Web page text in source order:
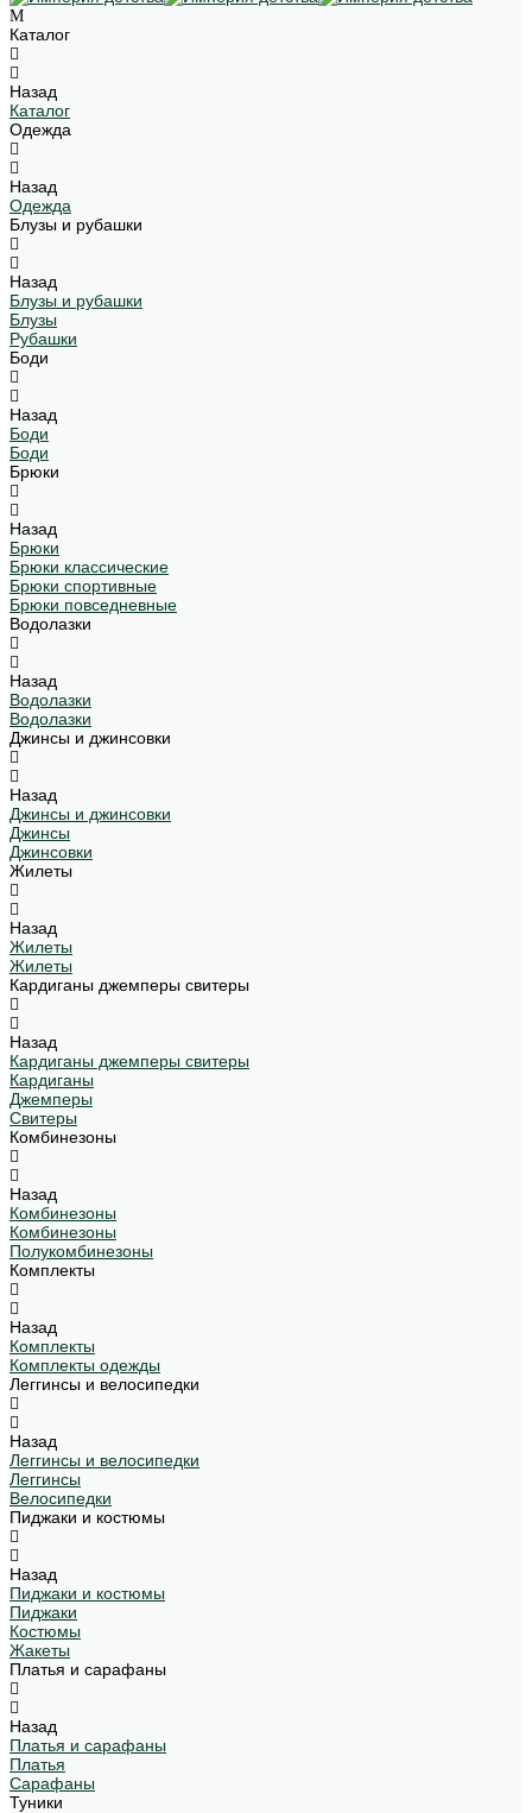
Каталог
Назад
Каталог
Одежда
Назад
Одежда
Блузы и рубашки
Назад
Блузы и рубашки
Блузы
Рубашки
Боди
Назад
Боди
Боди
Брюки
Назад
Брюки
Брюки классические
Брюки спортивные
Брюки повседневные
Водолазки
Назад
Водолазки
Водолазки
Джинсы и джинсовки
Назад
Джинсы и джинсовки
Джинсы
Джинсовки
Жилеты
Назад
Жилеты
Жилеты
Кардиганы джемперы свитеры
Назад
Кардиганы джемперы свитеры
Кардиганы
Джемперы
Свитеры
Комбинезоны
Назад
Комбинезоны
Комбинезоны
Полукомбинезоны
Комплекты
Назад
Комплекты
Комплекты одежды
Леггинсы и велосипедки
Назад
Леггинсы и велосипедки
Леггинсы
Велосипедки
Пиджаки и костюмы
Назад
Пиджаки и костюмы
Пиджаки
Костюмы
Жакеты
Платья и сарафаны
Назад
Платья и сарафаны
Платья
Сарафаны
Туники